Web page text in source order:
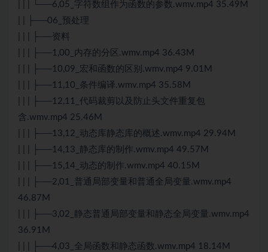
| | | └──6,05_字符数组作为函数的参数.wmv.mp4 35.49M
| | ├──06_预处理
| | | ├──资料
| | | ├──1,00_内存的分区.wmv.mp4 36.43M
| | | ├──10,09_宏和函数的区别.wmv.mp4 9.01M
| | | ├──11,10_条件编译.wmv.mp4 35.58M
| | | ├──12,11_代码裁剪以及防止头文件重复包
含.wmv.mp4 25.46M
| | | ├──13,12_动态库静态库的概述.wmv.mp4 29.94M
| | | ├──14,13_静态库的制作.wmv.mp4 49.57M
| | | ├──15,14_动态的制作.wmv.mp4 40.15M
| | | ├──2,01_普通局部变量和普通全局变量.wmv.mp4
46.87M
| | | ├──3,02_静态普通局部变量和静态全局变量.wmv.mp4
36.91M
| | | ├──4,03_全局函数和静态函数.wmv.mp4 18.14M